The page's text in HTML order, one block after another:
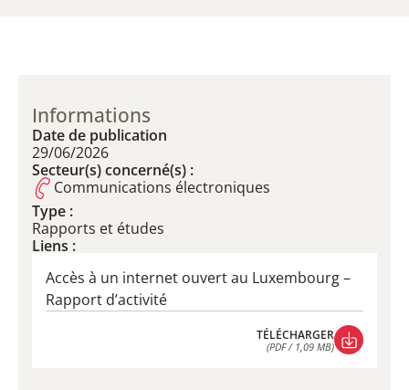
Informations
Date de publication
29/06/2026
Secteur(s) concerné(s) :
Communications électroniques
Type :
Rapports et études
Liens :
Accès à un internet ouvert au Luxembourg –
Rapport d’activité
TÉLÉCHARGER
(PDF / 1,09 MB)